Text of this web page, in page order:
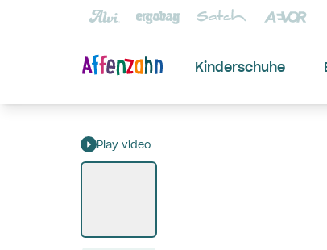
Kinderschuhe
Play video